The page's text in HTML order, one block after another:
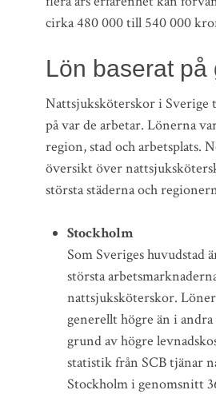
cirka 480 000 till 540 000
Lön baserat på
Nattsjuksköterskor i Sverige
på var de arbetar. Lönerna
region, stad och arbetsplats.
översikt över
största städerna och
Stockholm
Som Sveriges huvudstad
största
nattsjuksköterskor.
generellt högre än i
grund av högre
statistik från SCB tjänar
Stockholm i genomsnitt